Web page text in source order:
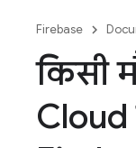
Firebase
किसी
Cloud